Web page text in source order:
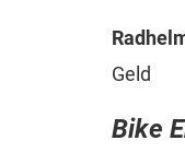
Geld
Bike